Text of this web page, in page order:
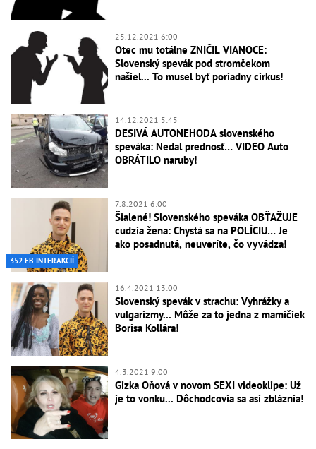
25.12.2021 6:00
Otec mu totálne ZNIČIL VIANOCE:
Slovenský spevák pod stromčekom
našiel... To musel byť poriadny cirkus!
14.12.2021 5:45
DESIVÁ AUTONEHODA slovenského
speváka: Nedal prednosť… VIDEO Auto
OBRÁTILO naruby!
352 FB INTERAKCIÍ
7.8.2021 6:00
Šialené! Slovenského speváka OBŤAŽUJE
cudzia žena: Chystá sa na POLÍCIU… Je
ako posadnutá, neuveríte, čo vyvádza!
16.4.2021 13:00
Slovenský spevák v strachu: Vyhrážky a
vulgarizmy... Môže za to jedna z mamičiek
Borisa Kollára!
4.3.2021 9:00
Gizka Oňová v novom SEXI videoklipe: Už
je to vonku... Dôchodcovia sa asi zbláznia!